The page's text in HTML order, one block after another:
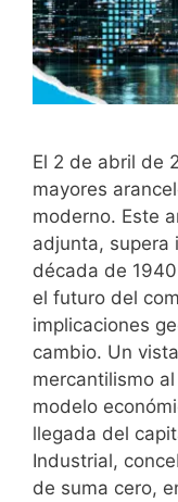
El 2 de abril de
mayores
moderno. Este
adjunta, supera
década de
el futuro del
implicaciones
cambio. Un
mercantilismo
modelo
llegada del
Industrial,
de suma cero,